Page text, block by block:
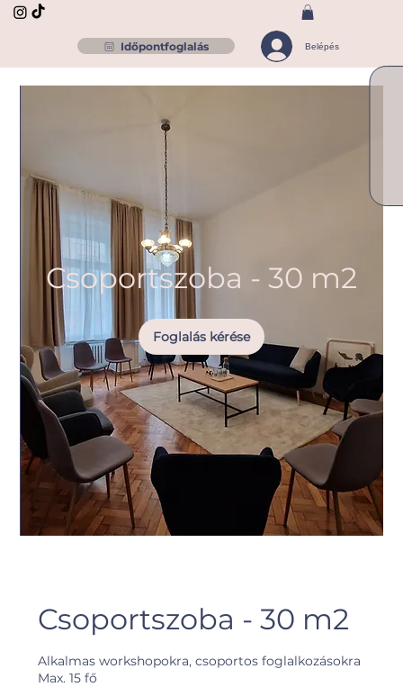
Időpontfoglalás Belépés
Csoportszoba - 30 m2
Foglalás kérése
Csoportszoba - 30 m2
Alkalmas workshopokra, csoportos foglalkozásokra
Max. 15 fő